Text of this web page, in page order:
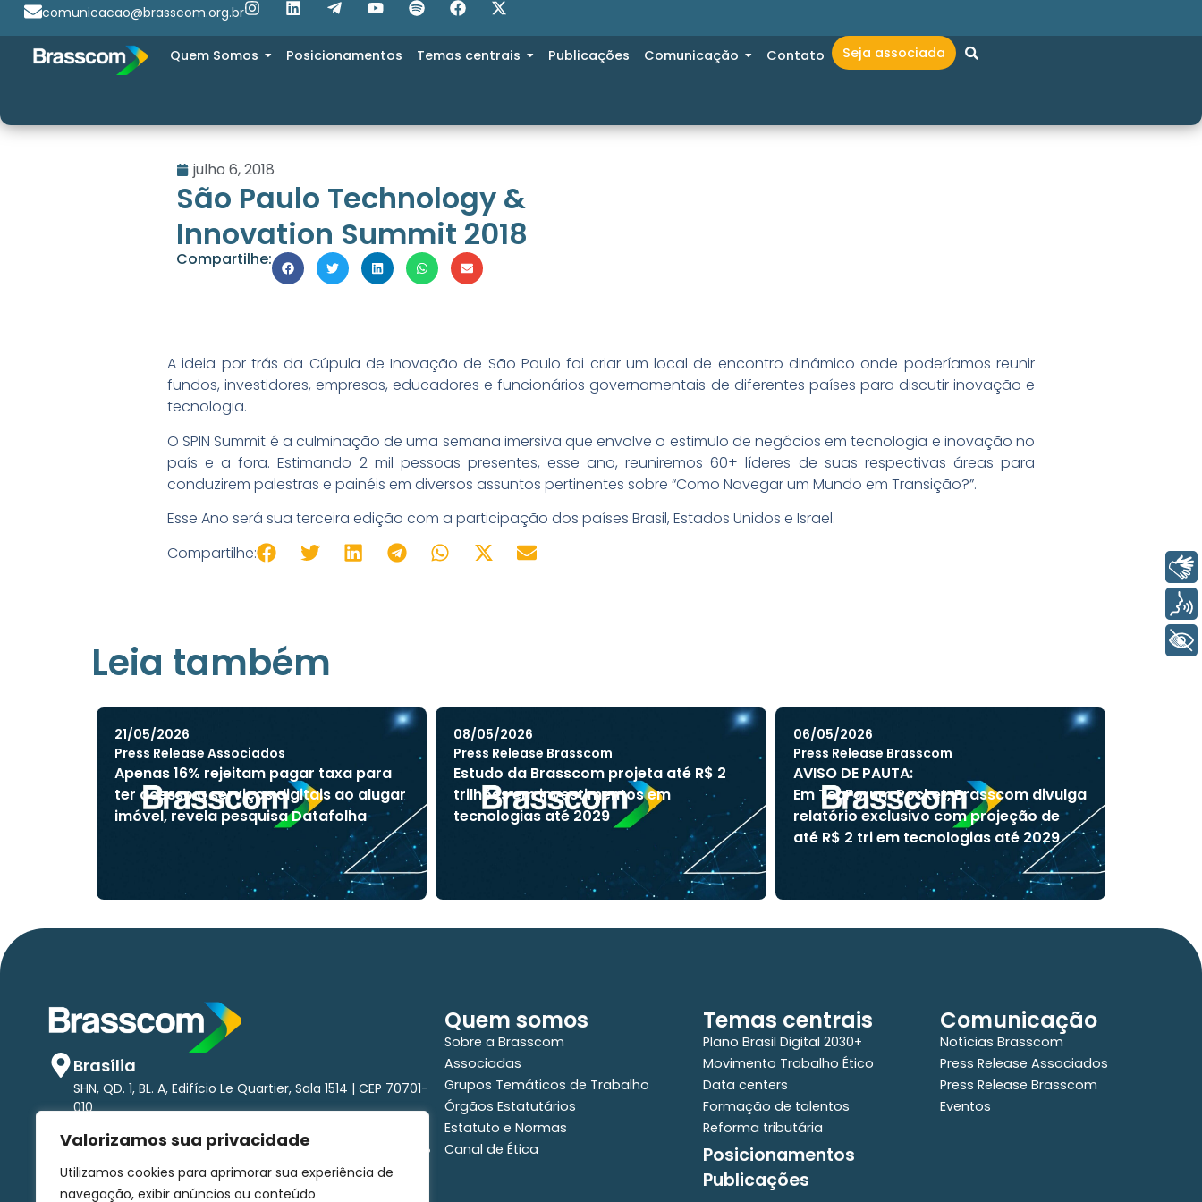
Valorizamos sua privacidade
Utilizamos cookies para aprimorar sua experiência de
navegação, exibir anúncios ou conteúdo
comunicacao@brasscom.org.br
Quem Somos Posicionamentos Temas centrais Publicações Comunicação Contato Seja associada
julho 6, 2018
São Paulo Technology &
Innovation Summit 2018
Compartilhe:
A ideia por trás da Cúpula de Inovação de São Paulo foi criar um local de encontro dinâmico onde poderíamos reunir
fundos, investidores, empresas, educadores e funcionários governamentais de diferentes países para discutir inovação e
tecnologia.
O SPIN Summit é a culminação de uma semana imersiva que envolve o estimulo de negócios em tecnologia e inovação no
país e a fora. Estimando 2 mil pessoas presentes, esse ano, reuniremos 60+ líderes de suas respectivas áreas para
conduzirem palestras e painéis em diversos assuntos pertinentes sobre “Como Navegar um Mundo em Transição?”.
Esse Ano será sua terceira edição com a participação dos países Brasil, Estados Unidos e Israel.
Compartilhe:
Leia também
21/05/2026
Press Release Associados
Apenas 16% rejeitam pagar taxa para
ter acesso a serviços digitais ao alugar
imóvel, revela pesquisa Datafolha
08/05/2026
Press Release Brasscom
Estudo da Brasscom projeta até R$ 2
trilhões em investimentos em
tecnologias até 2029
06/05/2026
Press Release Brasscom
AVISO DE PAUTA:
Em TecForum Pocket, Brasscom divulga
relatório exclusivo com projeção de
até R$ 2 tri em tecnologias até 2029
Brasília
SHN, QD. 1, BL. A, Edifício Le Quartier, Sala 1514 | CEP 70701-
010
São Paulo
Av. Brigadeiro Faria Lima, 1.485 - Pinheiros Torre norte - 2°
andar | CEP 01452-002
comunicacao@brasscom.org.br
Quem somos
Sobre a Brasscom
Associadas
Grupos Temáticos de Trabalho
Órgãos Estatutários
Estatuto e Normas
Canal de Ética
Temas centrais
Plano Brasil Digital 2030+
Movimento Trabalho Ético
Data centers
Formação de talentos
Reforma tributária
Posicionamentos
Publicações
Comunicação
Notícias Brasscom
Press Release Associados
Press Release Brasscom
Eventos